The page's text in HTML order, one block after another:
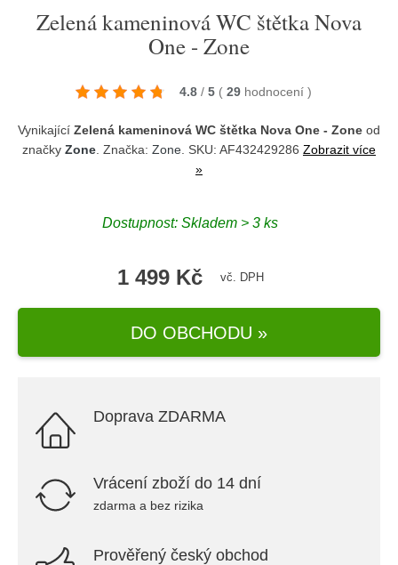
Zelená kameninová WC štětka Nova
One - Zone
4.8 / 5 ( 29 hodnocení )
Vynikající Zelená kameninová WC štětka Nova One - Zone od
značky Zone . Značka: Zone . SKU: AF432429286 Zobrazit více
»
Dostupnost: Skladem > 3 ks
1 499 Kč vč. DPH
DO OBCHODU »
Doprava ZDARMA
Vrácení zboží do 14 dní
zdarma a bez rizika
Prověřený český obchod